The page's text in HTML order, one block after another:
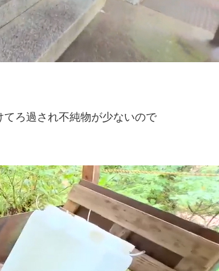
ろ過され不純物が少ないので